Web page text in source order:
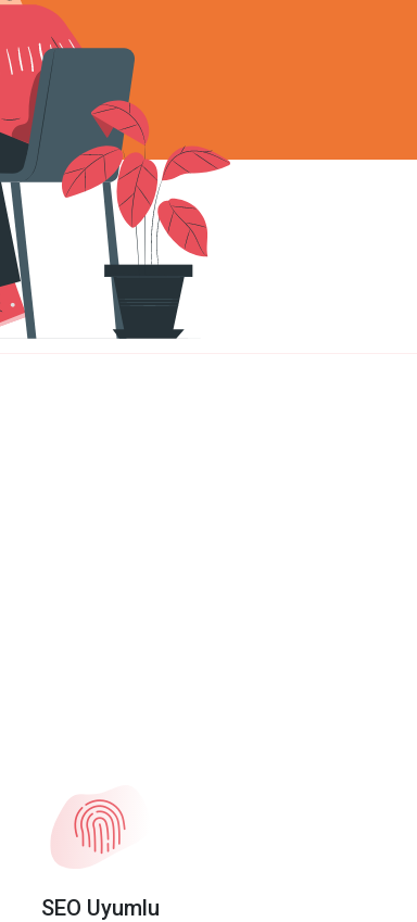
SEO Uyumlu